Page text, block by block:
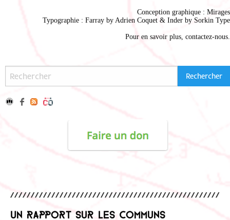
Conception graphique : Mirages
Typographie : Farray by Adrien Coquet & Inder by Sorkin Type
Pour en savoir plus, contactez-nous
Un rapport sur les communs